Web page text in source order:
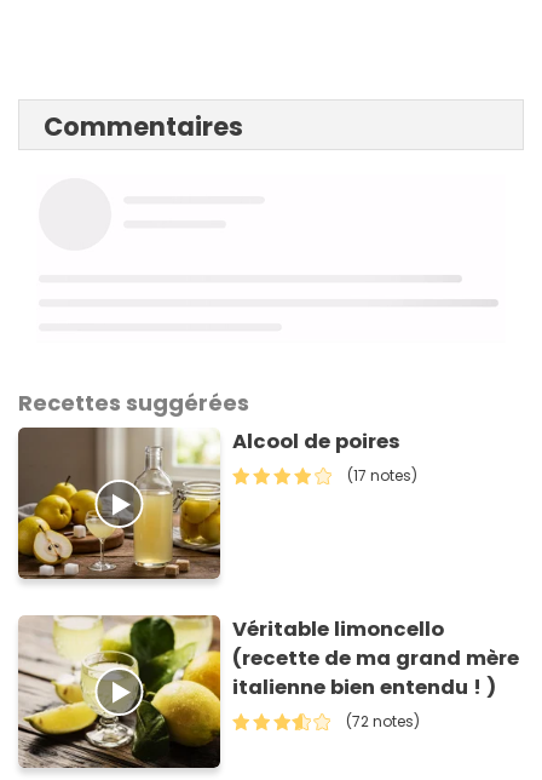
Commentaires
Recettes suggérées
Alcool de poires
(17 notes)
Véritable limoncello
(recette de ma grand mère
italienne bien entendu ! )
(72 notes)